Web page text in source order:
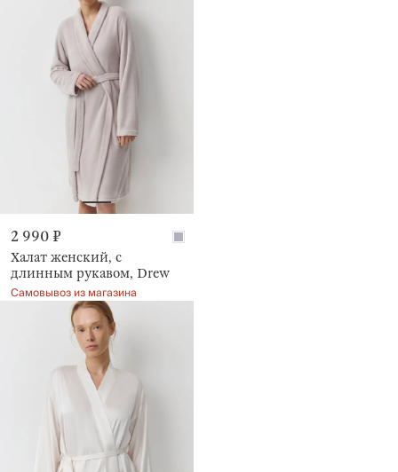
2 990 ₽
Халат женский, с
длинным рукавом, Drew
Самовывоз из магазина